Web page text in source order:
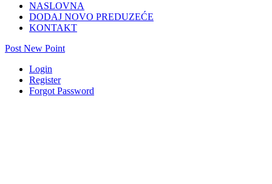
NASLOVNA
DODAJ NOVO PREDUZEĆE
KONTAKT
Post New Point
Login
Register
Forgot Password